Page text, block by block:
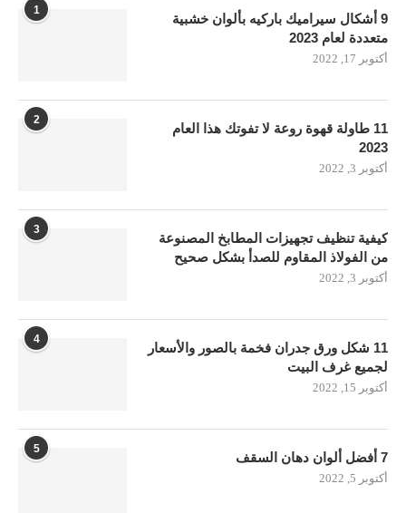
1
9 أشكال سيراميك باركيه بألوان خشبية
متعددة لعام 2023
أكتوبر 17, 2022
2
11 طاولة قهوة روعة لا تفوتك هذا العام
2023
أكتوبر 3, 2022
3
كيفية تنظيف تجهيزات المطابخ المصنوعة
من الفولاذ المقاوم للصدأ بشكل صحيح
أكتوبر 3, 2022
4
11 شكل ورق جدران فخمة بالصور والأسعار
لجميع غرف البيت
أكتوبر 15, 2022
5
7 أفضل ألوان دهان السقف
أكتوبر 5, 2022